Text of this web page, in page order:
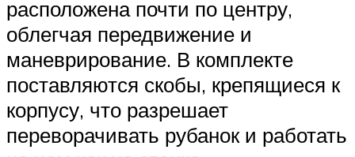
расположена почти по центру,
облегчая передвижение и
маневрирование. В комплекте
поставляются скобы, крепящиеся к
корпусу, что разрешает
переворачивать рубанок и работать